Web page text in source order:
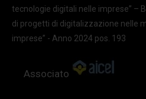
tecnologie digitali nelle imprese” –
di progetti di digitalizzazione nelle
imprese” - Anno 2024 pos. 193
Associato